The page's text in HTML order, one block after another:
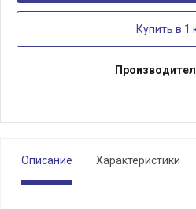
Купить в 1
Описание Характеристики